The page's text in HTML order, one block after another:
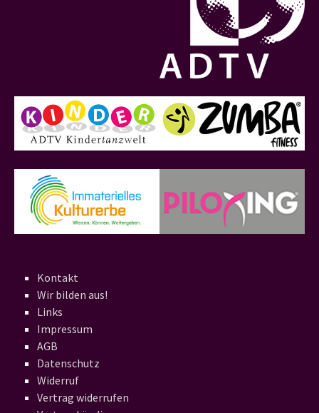
Kontakt
Wir bilden aus!
Links
Impressum
AGB
Datenschutz
Widerruf
Vertrag widerrufen